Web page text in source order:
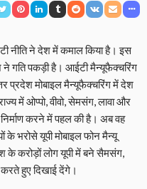
नीति ने देश में कमाल किया है। इस
ने गति पकड़ी है। आईटी मैन्यूफैक्चरिंग
प्रदेश मोबाइल मैन्यूफैक्चरिंग में देश
में ओप्पो, वीवो, सेमसंग, लावा और
करने में पहल की है। अब वह
के भरोसे यूपी मोबाइल फोन मैन्यू
के करोड़ों लोग यूपी में बने सैमसंग,
करते हुए दिखाई देंगे।